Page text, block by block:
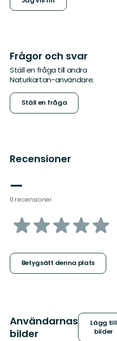
Frågor och svar
Ställ en fråga till andra
Naturkartan-användare.
Ställ en fråga
Recensioner
—
0 recensioner
av
stjärnor
Betygsätt denna plats
Användarnas
bilder
Lägg till
bilder